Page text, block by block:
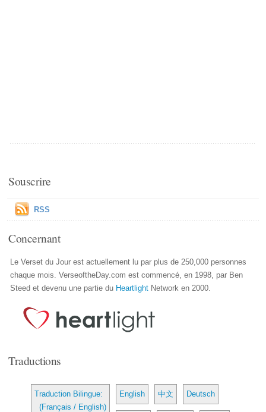
Souscrire
RSS
Concernant
Le Verset du Jour est actuellement lu par plus de 250,000 personnes
chaque mois. VerseoftheDay.com est commencé, en 1998, par Ben
Steed et devenu une partie du Heartlight Network en 2000.
Traductions
Traduction Bilingue:
(Français / English)
English 中文 Deutsch